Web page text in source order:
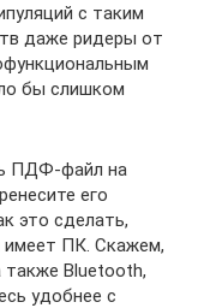
с таким
даже ридеры от
бы слишком
ПДФ-файл на
его
это сделать,
имеет ПК. Скажем,
также Bluetooth,
удобнее с